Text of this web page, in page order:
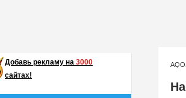
Добавь рекламу на 3000
сайтах!